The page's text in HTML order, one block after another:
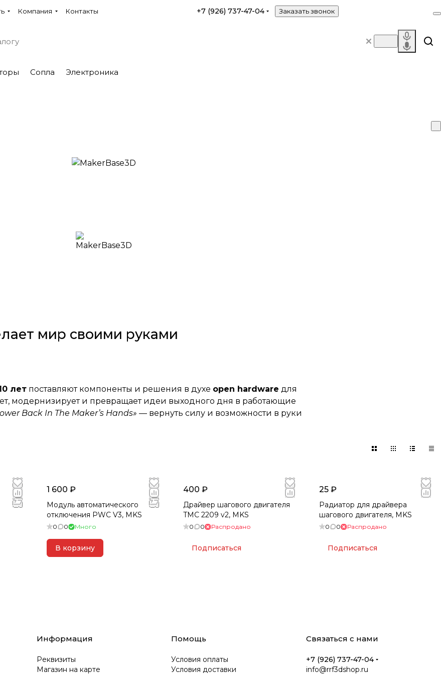
Компания Контакты +7 (926) 737-47-04 Заказать звонок
Сопла Электроника
мир своими руками
лет поставляют компоненты и решения в духе open hardware для
модернизирует и превращает идеи выходного дня в работающие
Back In The Maker’s Hands» — вернуть силу и возможности в руки
инновации возможны не только в больших лабораториях — они
1 600 ₽
Модуль автоматического
отключения PWC V3, MKS
0 0 Много
В корзину
400 ₽
Драйвер шагового двигателя
TMC 2209 v2, MKS
0 0 Распродано
Подписаться
25 ₽
Радиатор для драйвера
шагового двигателя, MKS
0 0 Распродано
Подписаться
Информация
Реквизиты
Магазин на карте
Помощь
Условия оплаты
Условия доставки
Связаться с нами
+7 (926) 737-47-04
info@rrf3dshop.ru